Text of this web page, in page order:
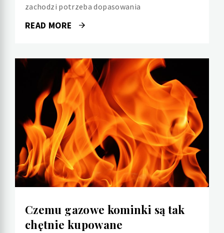
zachodzi potrzeba dopasowania
READ MORE
Czemu gazowe kominki są tak
chętnie kupowane